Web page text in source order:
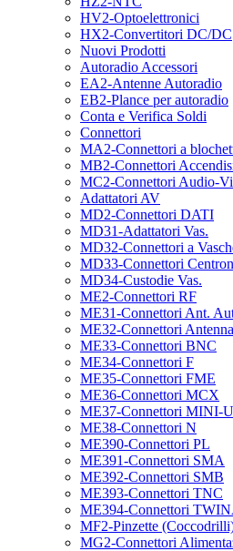
HV2-Optoelettronici
HX2-Convertitori DC/DC
Nuovi Prodotti
Autoradio Accessori
EA2-Antenne Autoradio
EB2-Plance per autoradio
Conta e Verifica Soldi
Connettori
MA2-Connettori a
MB2-Connettori
MC2-Connettori Audio-
Adattatori AV
MD2-Connettori DATI
MD31-Adattatori Vas.
MD32-Connettori a
MD33-Connettori
MD34-Custodie Vas.
ME2-Connettori RF
ME31-Connettori Ant.
ME32-Connettori
ME33-Connettori BNC
ME34-Connettori F
ME35-Connettori FME
ME36-Connettori MCX
ME37-Connettori MINI-
ME38-Connettori N
ME390-Connettori PL
ME391-Connettori SMA
ME392-Connettori SMB
ME393-Connettori TNC
ME394-Connettori
MF2-Pinzette
MG2-Connettori